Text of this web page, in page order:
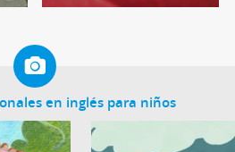
en inglés para niños